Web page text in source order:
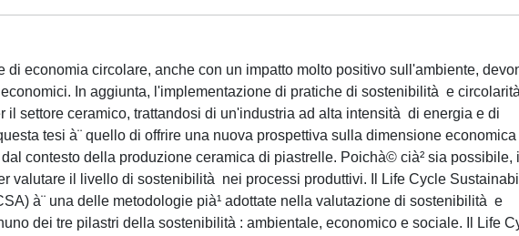
di economia circolare, anche con un impatto molto positivo sull'ambiente,
In aggiunta, l'implementazione di pratiche di sostenibilità e
il settore ceramico, trattandosi di un'industria ad alta intensità di energia e di
tesi à¨ quello di offrire una nuova prospettiva sulla dimensione economica
contesto della produzione ceramica di piastrelle. Poichà© cià² sia possibile, il
valutare il livello di sostenibilità nei processi produttivi. Il Life Cycle
à¨ una delle metodologie pià¹ adottate nella valutazione di sostenibilità e
dei tre pilastri della sostenibilità : ambientale, economico e sociale. Il Life